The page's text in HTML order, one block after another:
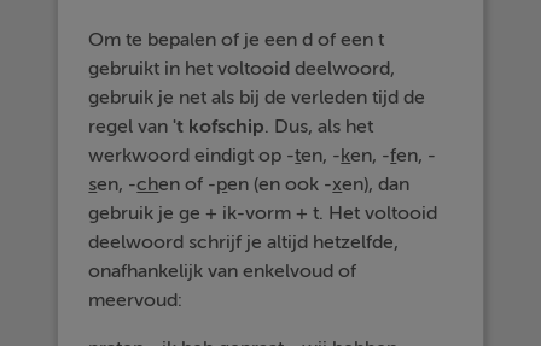
Om te bepalen of je een d of een t
gebruikt in het voltooid deelwoord,
gebruik je net als bij de verleden tijd de
regel van 't kofschip. Dus, als het
werkwoord eindigt op -ten, -ken, -fen, -
sen, -chen of -pen (en ook -xen), dan
gebruik je ge + ik-vorm + t. Het voltooid
deelwoord schrijf je altijd hetzelfde,
onafhankelijk van enkelvoud of
meervoud: